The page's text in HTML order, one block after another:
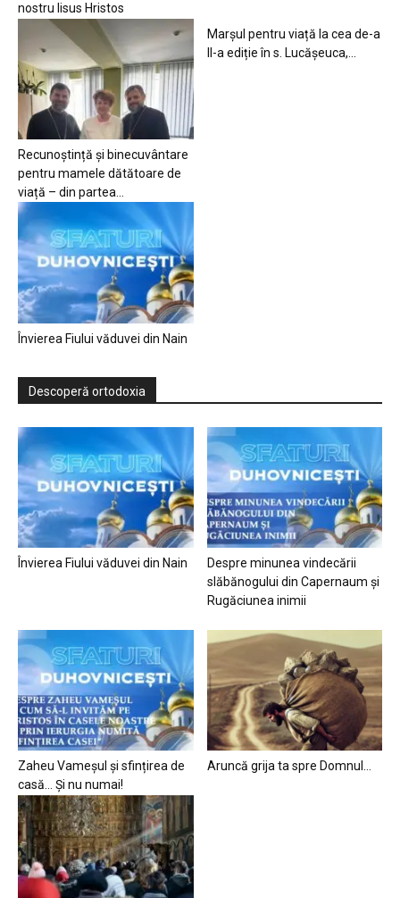
nostru Iisus Hristos
Recunoștință și binecuvântare
pentru mamele dătătoare de
viață – din partea...
Marșul pentru viață la cea de-a
II-a ediție în s. Lucășeuca,...
Învierea Fiului văduvei din Nain
Descoperă ortodoxia
Învierea Fiului văduvei din Nain
Despre minunea vindecării
slăbănogului din Capernaum și
Rugăciunea inimii
Zaheu Vameșul și sfințirea de
casă… Și nu numai!
Aruncă grija ta spre Domnul…